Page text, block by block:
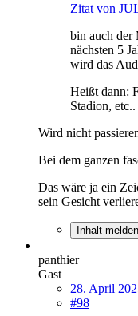
Zitat von
bin auch der
nächsten 5
wird das
Heißt dann:
Stadion, etc..
Wird nicht
Bei dem ganzen
Das wäre ja ein
sein Gesicht
Inhalt melden
panthier
Gast
28. April
#98